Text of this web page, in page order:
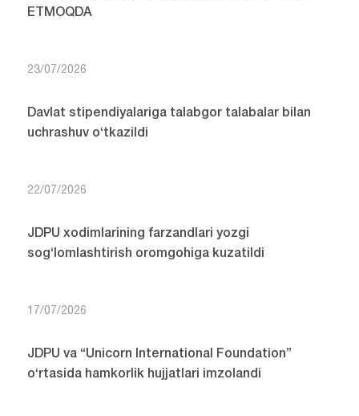
ETMOQDA
23/07/2026
Davlat stipendiyalariga talabgor talabalar bilan
uchrashuv o‘tkazildi
22/07/2026
JDPU xodimlarining farzandlari yozgi
sog‘lomlashtirish oromgohiga kuzatildi
17/07/2026
JDPU va “Unicorn International Foundation”
o‘rtasida hamkorlik hujjatlari imzolandi